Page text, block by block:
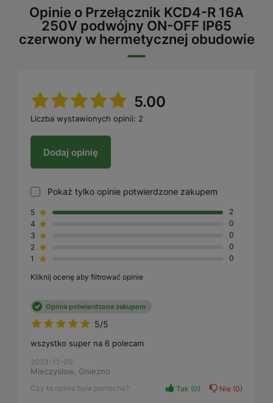
Opinie o Przełącznik KCD4-R 16A
250V podwójny ON-OFF IP65
czerwony w hermetycznej obudowie
5.00
Liczba wystawionych opinii: 2
Dodaj opinię
Pokaż tylko opinie potwierdzone zakupem
5
2
4
0
3
0
2
0
1
0
Kliknij ocenę aby filtrować opinie
5/5
Opinia potwierdzona zakupem
wszystko super na 6 polecam
2023-11-09
Mieczysław, Gniezno
Czy ta opinia była pomocna? Tak 0 Nie 0